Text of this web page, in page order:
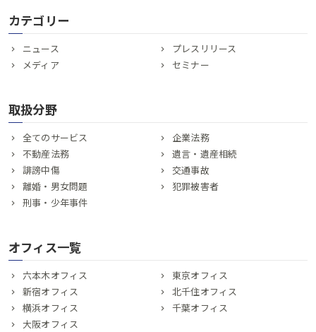
カテゴリー
ニュース
プレスリリース
メディア
セミナー
取扱分野
全てのサービス
企業法務
不動産法務
遺言・遺産相続
誹謗中傷
交通事故
離婚・男女問題
犯罪被害者
刑事・少年事件
オフィス一覧
六本木オフィス
東京オフィス
新宿オフィス
北千住オフィス
横浜オフィス
千葉オフィス
大阪オフィス